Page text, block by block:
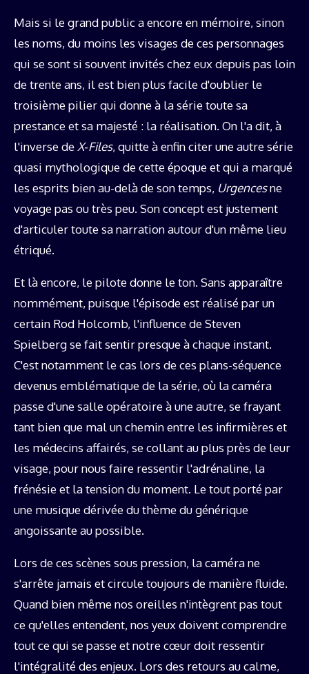
Mais si le grand public a encore en mémoire, sinon
les noms, du moins les visages de ces personnages
qui se sont si souvent invités chez eux depuis pas loin
de trente ans, il est bien plus facile d'oublier le
troisième pilier qui donne à la série toute sa
prestance et sa majesté : la réalisation. On l'a dit, à
l'inverse de X‑Files, quitte à enfin citer une autre série
quasi mythologique de cette époque et qui a marqué
les esprits bien au-delà de son temps, Urgencesne
voyage pas ou très peu. Son concept est justement
d'articuler toute sa narration autour d'un même lieu
étriqué.
Et là encore, le pilote donne le ton. Sans apparaître
nommément, puisque l'épisode est réalisé par un
certain Rod Holcomb, l'influence de Steven
Spielberg se fait sentir presque à chaque instant.
C'est notamment le cas lors de ces plans-séquence
devenus emblématique de la série, où la caméra
passe d'une salle opératoire à une autre, se frayant
tant bien que mal un chemin entre les infirmières et
les médecins affairés, se collant au plus près de leur
visage, pour nous faire ressentir l'adrénaline, la
frénésie et la tension du moment. Le tout porté par
une musique dérivée du thème du générique
angoissante au possible.
Lors de ces scènes sous pression, la caméra ne
s'arrête jamais et circule toujours de manière fluide.
Quand bien même nos oreilles n'intègrent pas tout
ce qu'elles entendent, nos yeux doivent comprendre
tout ce qui se passe et notre cœur doit ressentir
l'intégralité des enjeux. Lors des retours au calme,